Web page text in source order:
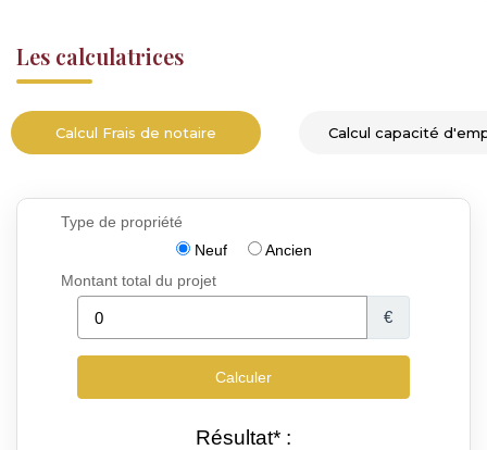
Les calculatrices
Calcul Frais de notaire Calcul capacité